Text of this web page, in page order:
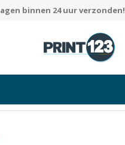
binnen 24 uur verzonden!